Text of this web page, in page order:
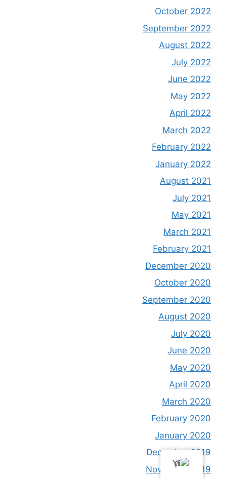
October 2022
September 2022
August 2022
July 2022
June 2022
May 2022
April 2022
March 2022
February 2022
January 2022
August 2021
July 2021
May 2021
March 2021
February 2021
December 2020
October 2020
September 2020
August 2020
July 2020
June 2020
May 2020
April 2020
March 2020
February 2020
January 2020
December 2019
November 2019
YI